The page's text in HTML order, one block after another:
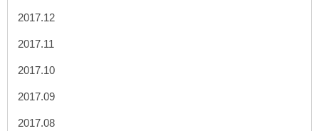
2017.12
2017.11
2017.10
2017.09
2017.08